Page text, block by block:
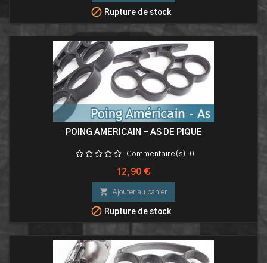
 Rupture de stock
POING AMÉRICAIN - AS DE PIQUE
Commentaire(s): 0
Prix
12,90 €
 Ajouter au panier
 Rupture de stock